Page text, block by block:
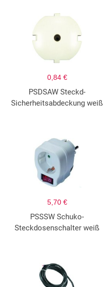
0,84 €
PSDSAW Steckd-
Sicherheitsabdeckung weiß
5,70 €
PSSSW Schuko-
Steckdosenschalter weiß